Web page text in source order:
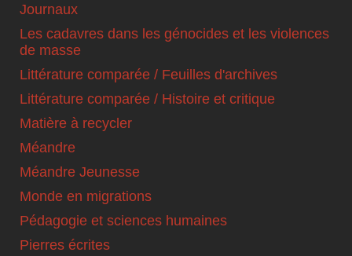
Journaux
Les cadavres dans les génocides et les violences
de masse
Littérature comparée / Feuilles d'archives
Littérature comparée / Histoire et critique
Matière à recycler
Méandre
Méandre Jeunesse
Monde en migrations
Pédagogie et sciences humaines
Pierres écrites